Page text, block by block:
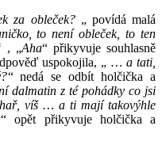
za obleček?„ povídá malá
to není obleček, to ten
, „Aha“ přikyvuje souhlasně
uspokojila, „ … a tati,
“ nedá se odbít holčička a
dalmatin z té pohádky co jsi
víš … a ti mají takovýhle
“ opět přikyvuje holčička a